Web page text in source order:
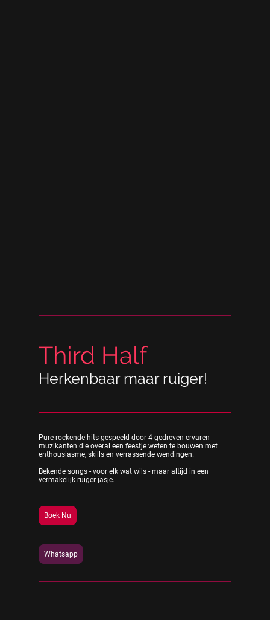
Third Half
Herkenbaar maar ruiger!
Pure rockende hits gespeeld door 4 gedreven ervaren
muzikanten die overal een feestje weten te bouwen met
enthousiasme, skills en verrassende wendingen.
Bekende songs - voor elk wat wils - maar altijd in een
vermakelijk ruiger jasje.
Boek Nu
Whatsapp